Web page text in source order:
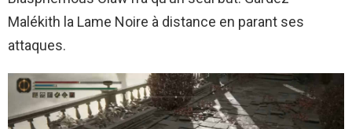
Malékith la Lame Noire à distance en parant ses
attaques.